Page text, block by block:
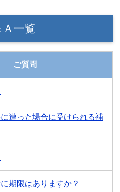
一覧
ご質問
遭った場合に受けられる補
期限はありますか？